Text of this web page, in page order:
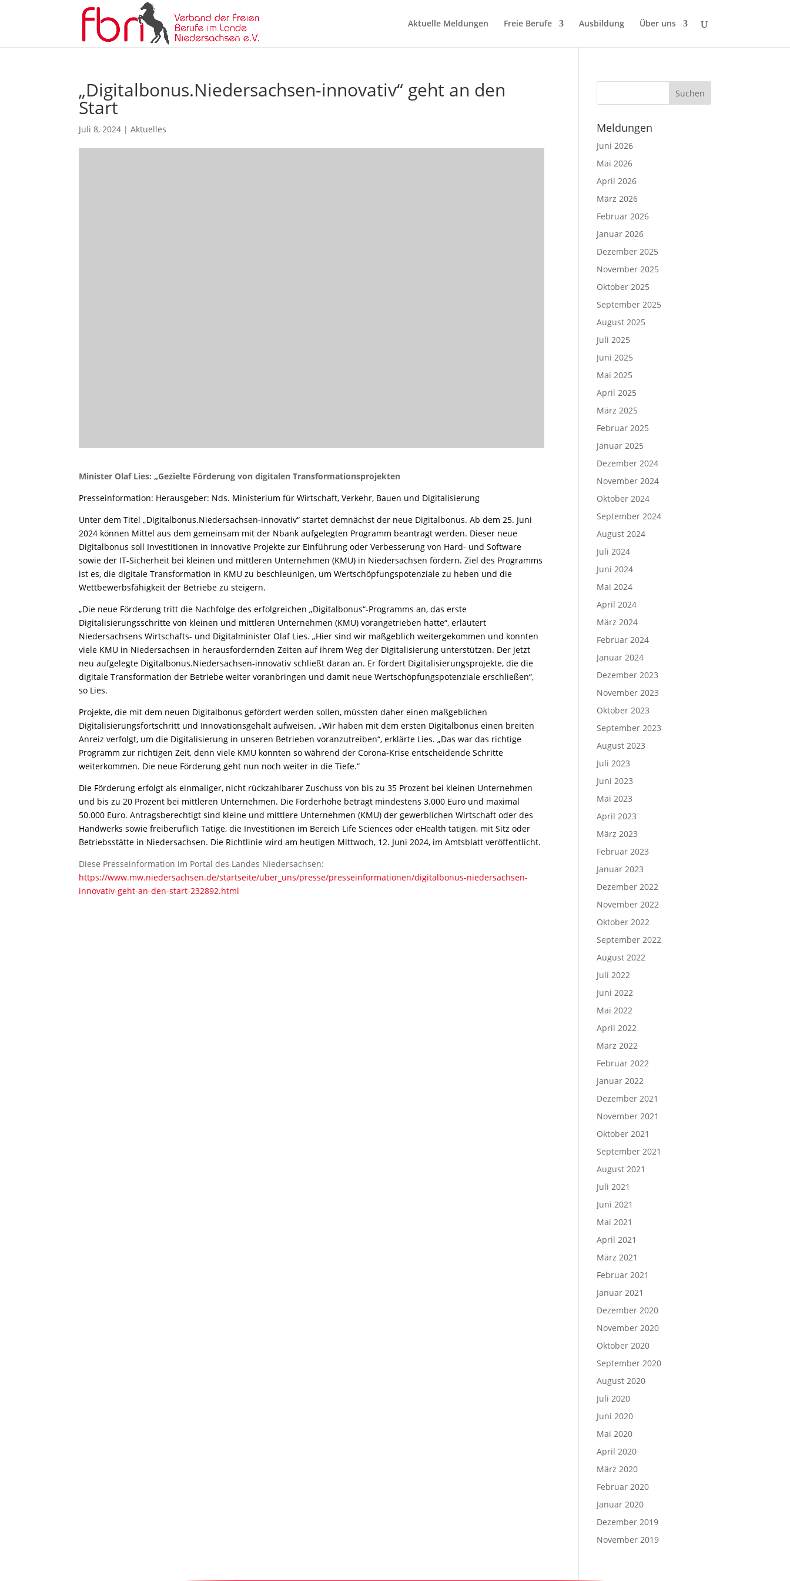
Aktuelle Meldungen Freie Berufe Ausbildung Über uns
„Digitalbonus.Niedersachsen-innovativ“ geht an den
Start
Juli 8, 2024 |Aktuelles
Minister Olaf Lies: „Gezielte Förderung von digitalen Transformationsprojekten
Presseinformation: Herausgeber: Nds. Ministerium für Wirtschaft, Verkehr, Bauen und Digitalisierung
Unter dem Titel „Digitalbonus.Niedersachsen-innovativ“ startet demnächst der neue Digitalbonus. Ab dem 25. Juni
2024 können Mittel aus dem gemeinsam mit der Nbank aufgelegten Programm beantragt werden. Dieser neue
Digitalbonus soll Investitionen in innovative Projekte zur Einführung oder Verbesserung von Hard- und Software
sowie der IT-Sicherheit bei kleinen und mittleren Unternehmen (KMU) in Niedersachsen fördern. Ziel des Programms
ist es, die digitale Transformation in KMU zu beschleunigen, um Wertschöpfungspotenziale zu heben und die
Wettbewerbsfähigkeit der Betriebe zu steigern.
„Die neue Förderung tritt die Nachfolge des erfolgreichen „Digitalbonus“-Programms an, das erste
Digitalisierungsschritte von kleinen und mittleren Unternehmen (KMU) vorangetrieben hatte“, erläutert
Niedersachsens Wirtschafts- und Digitalminister Olaf Lies. „Hier sind wir maßgeblich weitergekommen und konnten
viele KMU in Niedersachsen in herausfordernden Zeiten auf ihrem Weg der Digitalisierung unterstützen. Der jetzt
neu aufgelegte Digitalbonus.Niedersachsen-innovativ schließt daran an. Er fördert Digitalisierungsprojekte, die die
digitale Transformation der Betriebe weiter voranbringen und damit neue Wertschöpfungspotenziale erschließen“,
so Lies.
Projekte, die mit dem neuen Digitalbonus gefördert werden sollen, müssten daher einen maßgeblichen
Digitalisierungsfortschritt und Innovationsgehalt aufweisen. „Wir haben mit dem ersten Digitalbonus einen breiten
Anreiz verfolgt, um die Digitalisierung in unseren Betrieben voranzutreiben“, erklärte Lies. „Das war das richtige
Programm zur richtigen Zeit, denn viele KMU konnten so während der Corona-Krise entscheidende Schritte
weiterkommen. Die neue Förderung geht nun noch weiter in die Tiefe.“
Die Förderung erfolgt als einmaliger, nicht rückzahlbarer Zuschuss von bis zu 35 Prozent bei kleinen Unternehmen
und bis zu 20 Prozent bei mittleren Unternehmen. Die Förderhöhe beträgt mindestens 3.000 Euro und maximal
50.000 Euro. Antragsberechtigt sind kleine und mittlere Unternehmen (KMU) der gewerblichen Wirtschaft oder des
Handwerks sowie freiberuflich Tätige, die Investitionen im Bereich Life Sciences oder eHealth tätigen, mit Sitz oder
Betriebsstätte in Niedersachsen. Die Richtlinie wird am heutigen Mittwoch, 12. Juni 2024, im Amtsblatt veröffentlicht.
Diese Presseinformation im Portal des Landes Niedersachsen:
https://www.mw.niedersachsen.de/startseite/uber_uns/presse/presseinformationen/digitalbonus-niedersachsen-
innovativ-geht-an-den-start-232892.html
Meldungen
Juni 2026
Mai 2026
April 2026
März 2026
Februar 2026
Januar 2026
Dezember 2025
November 2025
Oktober 2025
September 2025
August 2025
Juli 2025
Juni 2025
Mai 2025
April 2025
März 2025
Februar 2025
Januar 2025
Dezember 2024
November 2024
Oktober 2024
September 2024
August 2024
Juli 2024
Juni 2024
Mai 2024
April 2024
März 2024
Februar 2024
Januar 2024
Dezember 2023
November 2023
Oktober 2023
September 2023
August 2023
Juli 2023
Juni 2023
Mai 2023
April 2023
März 2023
Februar 2023
Januar 2023
Dezember 2022
November 2022
Oktober 2022
September 2022
August 2022
Juli 2022
Juni 2022
Mai 2022
April 2022
März 2022
Februar 2022
Januar 2022
Dezember 2021
November 2021
Oktober 2021
September 2021
August 2021
Juli 2021
Juni 2021
Mai 2021
April 2021
März 2021
Februar 2021
Januar 2021
Dezember 2020
November 2020
Oktober 2020
September 2020
August 2020
Juli 2020
Juni 2020
Mai 2020
April 2020
März 2020
Februar 2020
Januar 2020
Dezember 2019
November 2019